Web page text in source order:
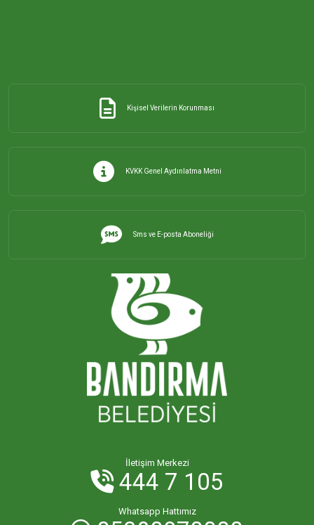
Kişisel Verilerin Korunması
KVKK Genel Aydınlatma Metni
Sms ve E-posta Aboneliği
İletişim Merkezi
444 7 105
Whatsapp Hattımız